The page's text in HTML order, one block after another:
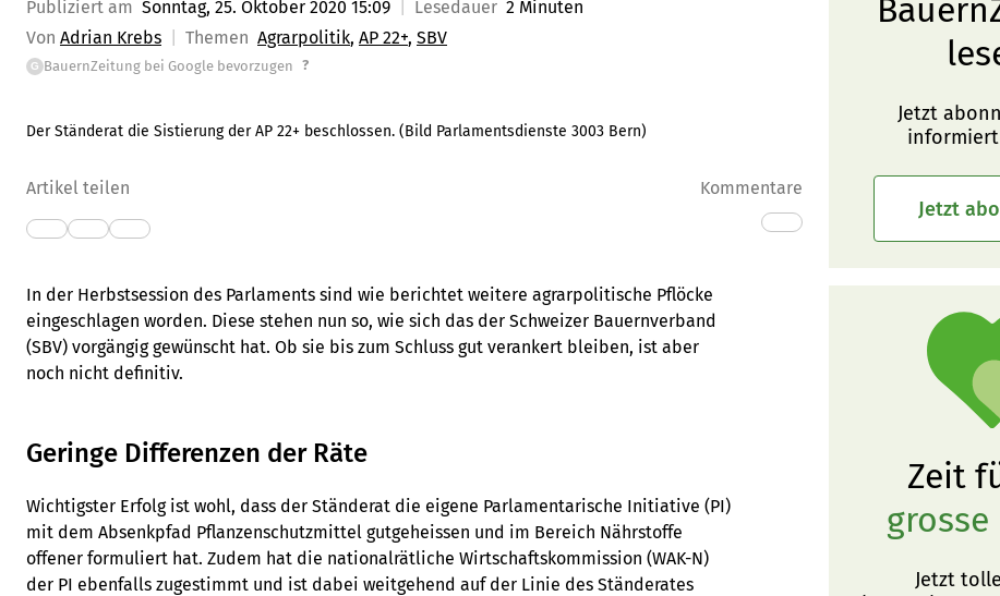
Publiziert am Sonntag, 25. Oktober 2020 15:09 Lesedauer 2 Minuten
Von Adrian Krebs Themen Agrarpolitik AP 22+ SBV
G BauernZeitung bei Google bevorzugen ?
Der Ständerat die Sistierung der AP 22+ beschlossen. (Bild Parlamentsdienste 3003 Bern)
Artikel teilen Kommentare
In der Herbstsession des Parlaments sind wie berichtet weitere agrarpolitische Pflöcke
eingeschlagen worden. Diese stehen nun so, wie sich das der Schweizer Bauernverband
(SBV) vorgängig gewünscht hat. Ob sie bis zum Schluss gut verankert bleiben, ist aber
noch nicht definitiv.
Geringe Differenzen der Räte
Wichtigster Erfolg ist wohl, dass der Ständerat die eigene Parlamentarische Initiative (PI)
mit dem Absenkpfad Pflanzenschutzmittel gutgeheissen und im ­Bereich Nährstoffe
offener formuliert hat. Zudem hat die nationalrätliche Wirtschaftskommission (WAK-N)
der PI ebenfalls zugestimmt und ist dabei weitgehend auf der Linie des Ständerates
Jetzt
Jetzt
Zeit
grosse
Jetzt